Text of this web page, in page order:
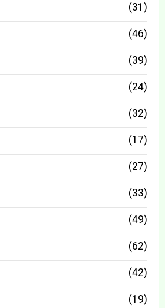
(31)
(46)
(39)
(24)
(32)
(17)
(27)
(33)
(49)
(62)
(42)
(19)